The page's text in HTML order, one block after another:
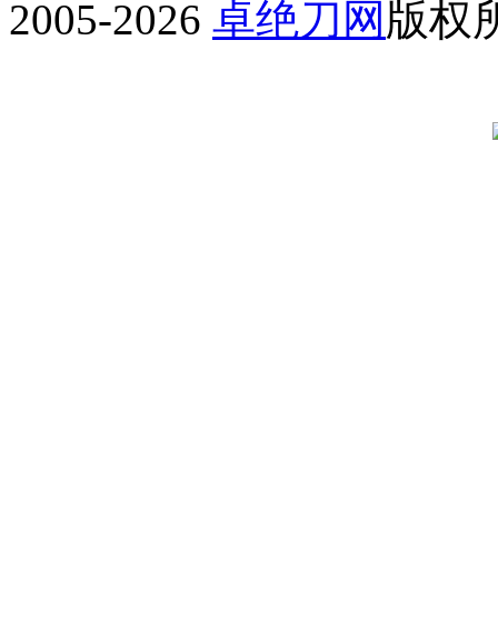
2005-2026 卓绝刀网 版权